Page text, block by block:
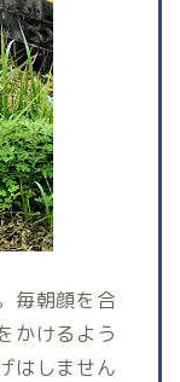
毎朝顔を合
かけるよう
はしません